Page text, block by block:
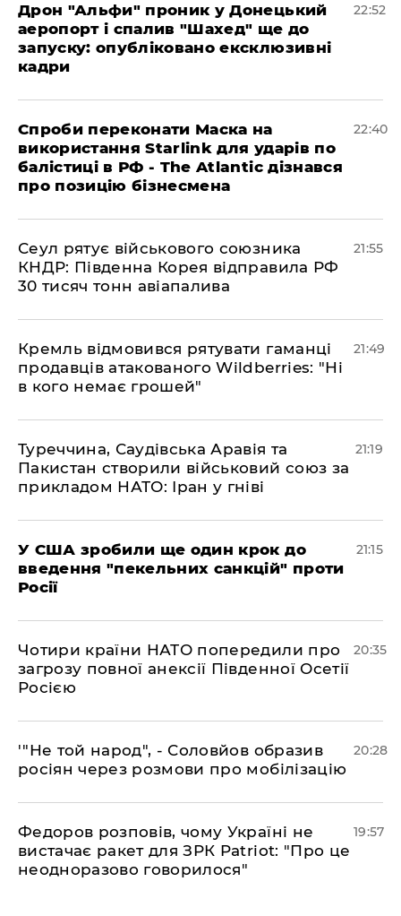
​Дрон "Альфи" проник у Донецький
аеропорт і спалив "Шахед" ще до
запуску: опубліковано ексклюзивні
кадри
22:52
​Спроби переконати Маска на
використання Starlink для ударів по
балістиці в РФ - The Atlantic дізнався
про позицію бізнесмена
22:40
​Сеул рятує військового союзника
КНДР: Південна Корея відправила РФ
30 тисяч тонн авіапалива
21:55
​Кремль відмовився рятувати гаманці
продавців атакованого Wildberries: "Ні
в кого немає грошей"
21:49
​Туреччина, Саудівська Аравія та
Пакистан створили військовий союз за
прикладом НАТО: Іран у гніві
21:19
​У США зробили ще один крок до
введення "пекельних санкцій" проти
Росії
21:15
​Чотири країни НАТО попередили про
загрозу повної анексії Південної Осетії
Росією
20:35
​'"Не той народ", - Соловйов образив
росіян через розмови про мобілізацію
20:28
​Федоров розповів, чому Україні не
вистачає ракет для ЗРК Patriot: "Про це
неодноразово говорилося"
19:57